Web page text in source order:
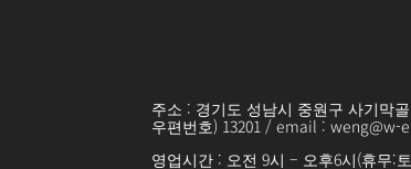
주소 : 경기도 성남시 중원구 사기막
우편번호) 13201 / email : weng@w-
영업시간 : 오전 9시 – 오후6시(휴무: